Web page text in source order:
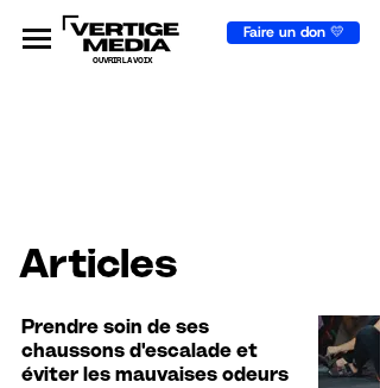
Faire un don 💛
OUVRIR LA VOIX
Articles
Prendre soin de ses
chaussons d'escalade et
éviter les mauvaises odeurs